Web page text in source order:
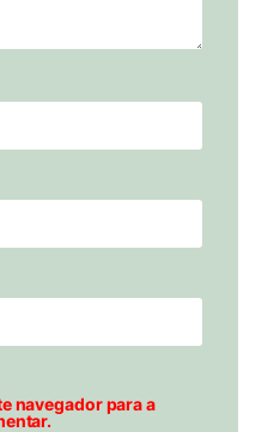
navegador para a